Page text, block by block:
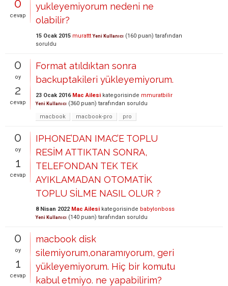
0
cevap
yukleyemiyorum nedeni ne
olabilir?
15 Ocak 2015 murattt Yeni Kullanıcı (160 puan) tarafından
soruldu
0
oy
2
cevap
Format atıldıktan sonra
backuptakileri yükleyemiyorum.
23 Ocak 2016 Mac Ailesi kategorisinde mmuratbilir
Yeni Kullanıcı (360 puan) tarafından soruldu
macbook
macbook-pro pro
0
oy
1
cevap
IPHONE’DAN IMAC’E TOPLU
RESİM ATTIKTAN SONRA,
TELEFONDAN TEK TEK
AYIKLAMADAN OTOMATİK
TOPLU SİLME NASIL OLUR ?
8 Nisan 2022 Mac Ailesi kategorisinde babylonboss
Yeni Kullanıcı (140 puan) tarafından soruldu
0
oy
1
cevap
macbook disk
silemiyorum,onaramıyorum, geri
yükleyemiyorum. Hiç bir komutu
kabul etmiyo. ne yapabilirim?